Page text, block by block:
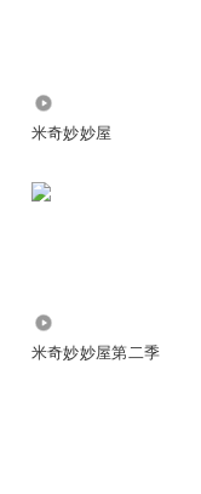
米奇妙妙屋
米奇妙妙屋第二季